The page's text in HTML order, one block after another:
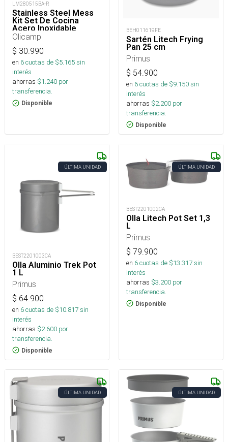
LM280515BA-R
Stainless Steel Mess
Kit Set De Cocina
Acero Inoxidable
Camping
Olicamp
$ 30.990
en 6cuotas de $5.165sin
interés
ahorras $1.240 por
transferencia.
Disponible
BEH011619FE
Sartén Litech Frying
Pan 25 cm
Primus
$ 54.900
en 6cuotas de $9.150sin
interés
ahorras $2.200 por
transferencia.
Disponible
ÚLTIMA UNIDAD
BEST2201003CA
Olla Aluminio Trek Pot
1 L
Primus
$ 64.900
en 6cuotas de $10.817sin
interés
ahorras $2.600 por
transferencia.
Disponible
ÚLTIMA UNIDAD
BEST2201002CA
Olla Litech Pot Set 1,3
L
Primus
$ 79.900
en 6cuotas de $13.317sin
interés
ahorras $3.200 por
transferencia.
Disponible
ÚLTIMA UNIDAD ÚLTIMA UNIDAD